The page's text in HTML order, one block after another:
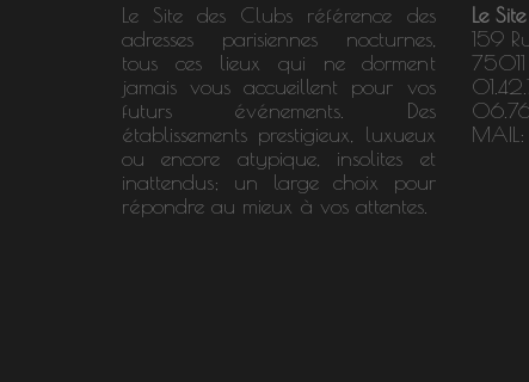
Le Site des Clubs référence des
adresses parisiennes nocturnes,
tous ces lieux qui ne dorment
jamais vous accueillent pour vos
futurs événements. Des
établissements prestigieux, luxueux
ou encore atypique, insolites et
inattendus; un large choix pour
répondre au mieux à vos attentes.
Le
159
75011
MAIL: